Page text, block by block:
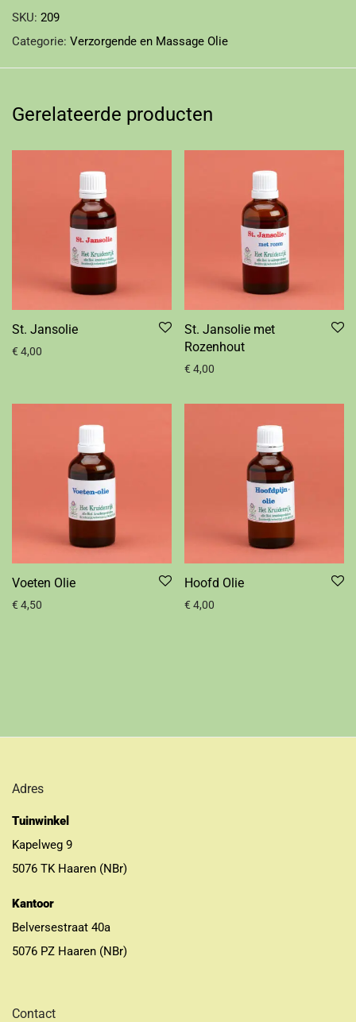
SKU: 209
Categorie: Verzorgende en Massage Olie
Gerelateerde producten
St. Jansolie
€ 4,00
St. Jansolie met
Rozenhout
€ 4,00
Voeten Olie
€ 4,50
Hoofd Olie
€ 4,00
Adres
Tuinwinkel
Kapelweg 9
5076 TK Haaren (NBr)
Kantoor
Belversestraat 40a
5076 PZ Haaren (NBr)
Contact